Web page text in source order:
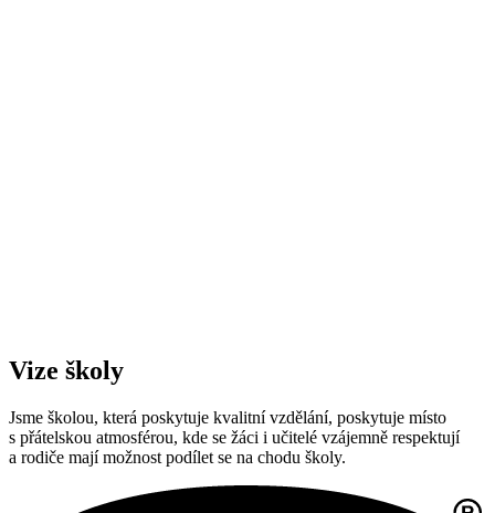
Vize školy
Jsme školou, která poskytuje kvalitní vzdělání, poskytuje místo
s přátelskou atmosférou, kde se žáci i učitelé vzájemně respektují
a rodiče mají možnost podílet se na chodu školy.